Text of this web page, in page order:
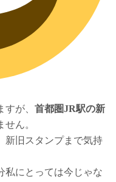
が、 首都圏JR駅の新
ん。
新旧スタンプまで気持
私にとっては今じゃな